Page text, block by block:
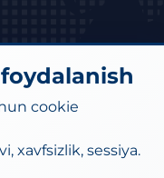
cookie
xavfsizlik, sessiya.
34-19